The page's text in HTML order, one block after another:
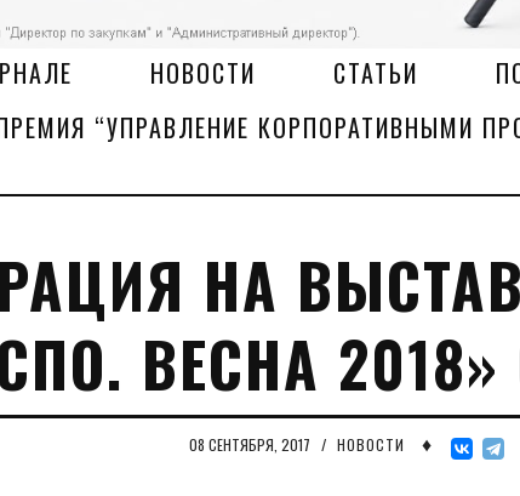
НОВОСТИ СТАТЬИ
“УПРАВЛЕНИЕ КОРПОРАТИВНЫМИ
НА
ВЕСНА
08 СЕНТЯБРЯ, 2017 / НОВОСТИ ♦